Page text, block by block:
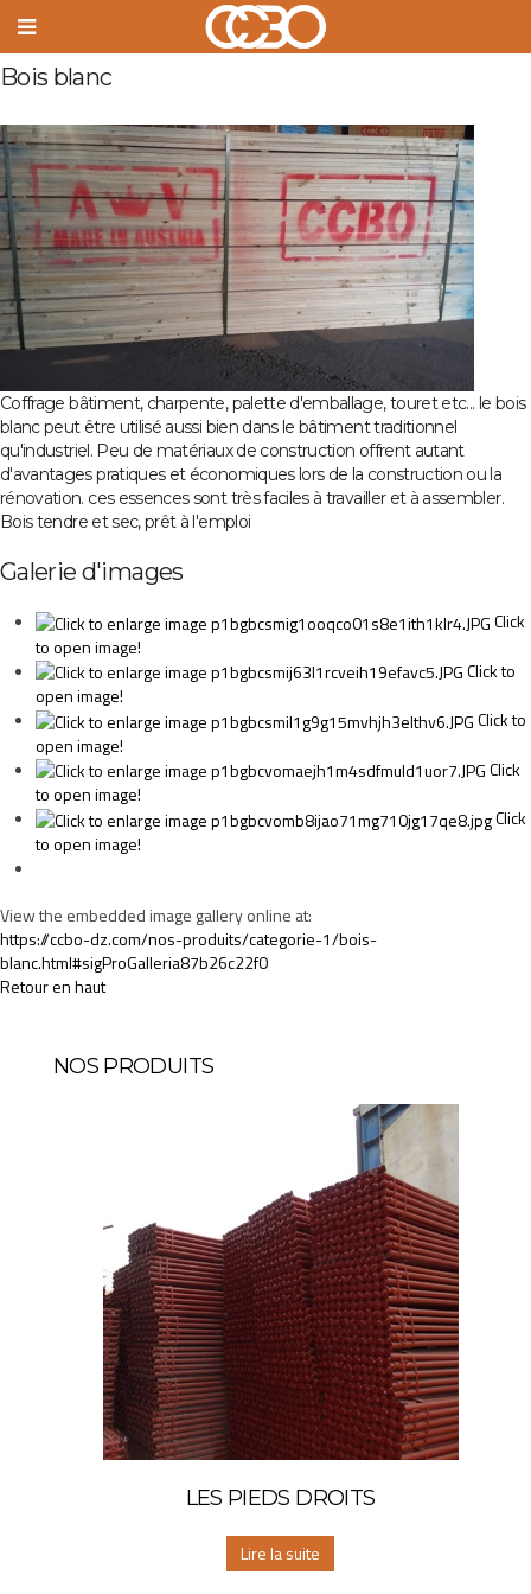
Bois blanc
Coffrage bâtiment, charpente, palette d'emballage, touret etc... le bois
blanc peut être utilisé aussi bien dans le bâtiment traditionnel
qu'industriel. Peu de matériaux de construction offrent autant
d'avantages pratiques et économiques lors de la construction ou la
rénovation. ces essences sont très faciles à travailler et à assembler.
Bois tendre et sec, prêt à l'emploi
Galerie d'images
Click
to open image!
Click to
open image!
Click to
open image!
Click
to open image!
Click
to open image!
View the embedded image gallery online at:
https://ccbo-dz.com/nos-produits/categorie-1/bois-
blanc.html#sigProGalleria87b26c22f0
Retour en haut
NOS PRODUITS
LES PIEDS DROITS
Lire la suite